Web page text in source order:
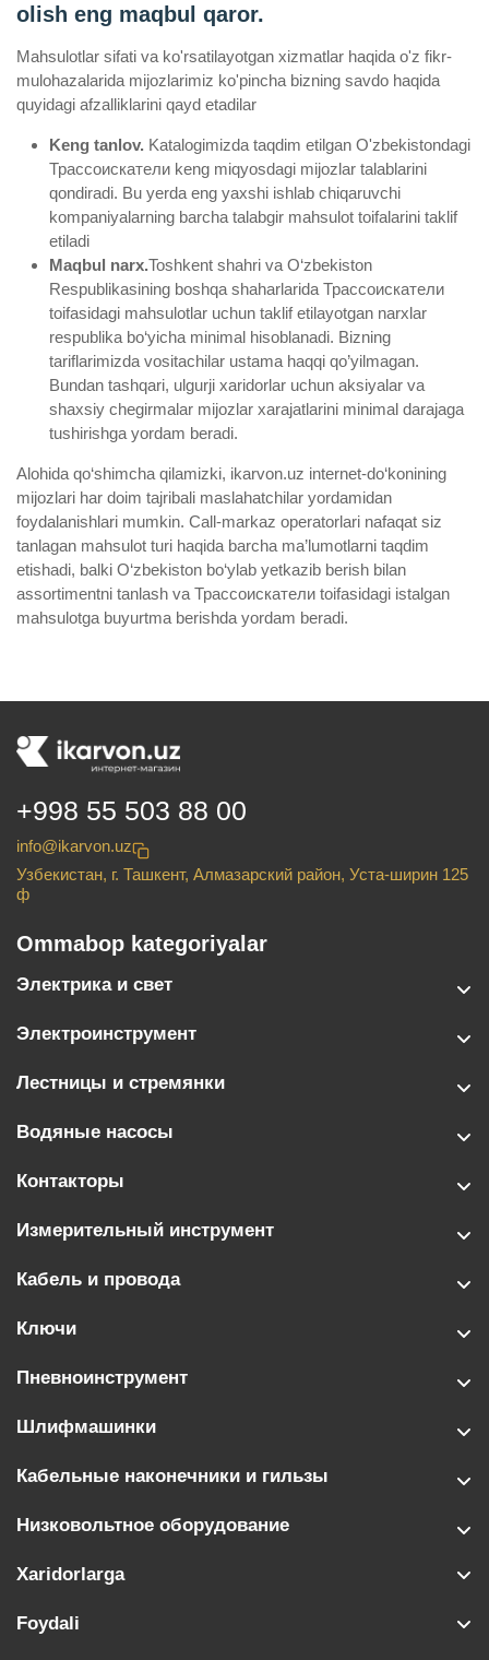
olish eng maqbul qaror.
Mahsulotlar sifati va ko'rsatilayotgan xizmatlar haqida o'z fikr-
mulohazalarida mijozlarimiz ko'pincha bizning savdo haqida
quyidagi afzalliklarini qayd etadilar
Keng tanlov. Katalogimizda taqdim etilgan O'zbekistondagi
Трассоискатели keng miqyosdagi mijozlar talablarini
qondiradi. Bu yerda eng yaxshi ishlab chiqaruvchi
kompaniyalarning barcha talabgir mahsulot toifalarini taklif
etiladi
Maqbul narx.Toshkent shahri va O‘zbekiston
Respublikasining boshqa shaharlarida Трассоискатели
toifasidagi mahsulotlar uchun taklif etilayotgan narxlar
respublika bo‘yicha minimal hisoblanadi. Bizning
tariflarimizda vositachilar ustama haqqi qo’yilmagan.
Bundan tashqari, ulgurji xaridorlar uchun aksiyalar va
shaxsiy chegirmalar mijozlar xarajatlarini minimal darajaga
tushirishga yordam beradi.
Alohida qo‘shimcha qilamizki, ikarvon.uz internet-do‘konining
mijozlari har doim tajribali maslahatchilar yordamidan
foydalanishlari mumkin. Call-markaz operatorlari nafaqat siz
tanlagan mahsulot turi haqida barcha ma’lumotlarni taqdim
etishadi, balki O‘zbekiston bo‘ylab yetkazib berish bilan
assortimentni tanlash va Трассоискатели toifasidagi istalgan
mahsulotga buyurtma berishda yordam beradi.
+998 55 503 88 00
info@ikarvon.uz
Узбекистан, г. Ташкент, Алмазарский район, Уста-ширин 125
ф
Ommabop kategoriyalar
Электрика и свет
Электроинструмент
Лестницы и стремянки
Водяные насосы
Контакторы
Измерительный инструмент
Кабель и провода
Ключи
Пневноинструмент
Шлифмашинки
Кабельные наконечники и гильзы
Низковольтное оборудование
Xaridorlarga
Foydali